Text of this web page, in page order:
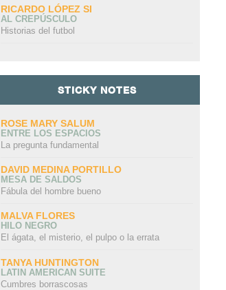
RICARDO LÓPEZ SI
AL CREPÚSCULO
Historias del futbol
STICKY NOTES
ROSE MARY SALUM
ENTRE LOS ESPACIOS
La pregunta fundamental
DAVID MEDINA PORTILLO
MESA DE SALDOS
Fábula del hombre bueno
MALVA FLORES
HILO NEGRO
El ágata, el misterio, el pulpo o la errata
TANYA HUNTINGTON
LATIN AMERICAN SUITE
Cumbres borrascosas